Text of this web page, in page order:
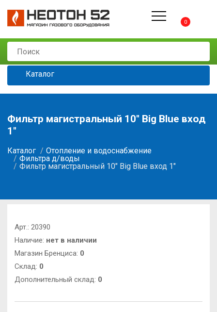
0
Каталог
Фильтр магистральный 10" Big Blue вход
1"
Каталог
Отопление и водоснабжение
Фильтра д/воды
Фильтр магистральный 10" Big Blue вход 1"
Арт.: 20390
Наличие: нет в наличии
Магазин Бренциса: 0
Cклад: 0
Дополнительный склад: 0